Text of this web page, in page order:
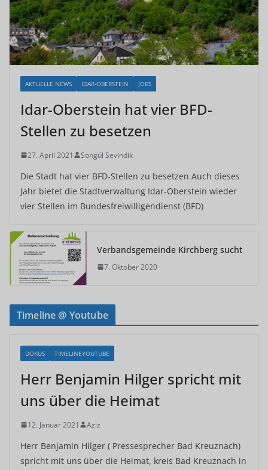
AKTUELLE NEWS IDAR-OBERSTEIN JOBS
Idar-Oberstein hat vier BFD-
Stellen zu besetzen
27. April 2021 Songül Sevindik
Die Stadt hat vier BFD-Stellen zu besetzen Auch dieses
Jahr bietet die Stadtverwaltung Idar-Oberstein wieder
vier Stellen im Bundesfreiwilligendienst (BFD)
Verbandsgemeinde Kirchberg sucht
7. Oktober 2020
Timeline @ Youtube
DOKUS TIMELINEYOUTUBE
Herr Benjamin Hilger spricht mit
uns über die Heimat
12. Januar 2021 Aziz
Herr Benjamin Hilger ( Pressesprecher Bad Kreuznach)
spricht mit uns über die Heimat, kreis Bad Kreuznach in